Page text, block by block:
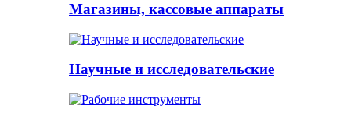
Магазины, кассовые аппараты
Научные и исследовательские